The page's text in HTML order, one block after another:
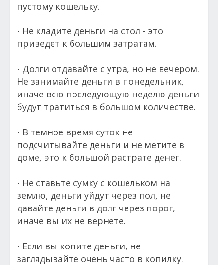
пустому кошельку.
- Не кладите деньги на стол - это
приведет к большим затратам.
- Долги отдавайте с утра, но не вечером.
Не занимайте деньги в понедельник,
иначе всю последующую неделю деньги
будут тратиться в большом количестве.
- В темное время суток не
подсчитывайте деньги и не метите в
доме, это к большой растрате денег.
- Не ставьте сумку с кошельком на
землю, деньги уйдут через пол, не
давайте деньги в долг через порог,
иначе вы их не вернете.
- Если вы копите деньги, не
заглядывайте очень часто в копилку,